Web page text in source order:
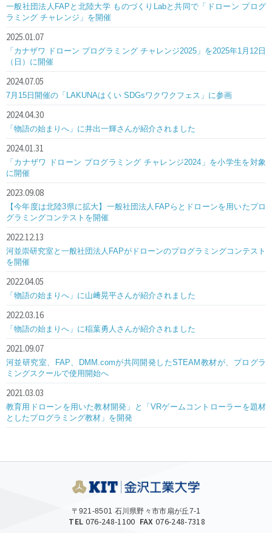
一般社団法人FAPと北陸大学 ものづくりLabと共同で「ドローン プログ
ラミング チャレンジ」を開催
2025.01.07
「カナザワ ドローン プログラミング チャレンジ2025」を2025年1月12日
（日）に開催
2024.07.05
7月15日開催の「LAKUNAはくい SDGsワクワクフェス」に参画
2024.04.30
「物語の始まりへ」に井出一輝さんが紹介されました
2024.01.31
「カナザワ ドローン プログラミング チャレンジ2024」を小学生を対象
に開催
2023.09.08
【今年度は北陸3県に拡大】一般社団法人FAPらとドローンを用いたプロ
グラミングコンテストを開催
2022.12.13
河並崇研究室と一般社団法人FAPがドローンのプログラミングコンテスト
を開催
2022.04.05
「物語の始まりへ」に山﨑晃平さんが紹介されました
2022.03.16
「物語の始まりへ」に稲葉勇人さんが紹介されました
2021.09.07
河並研究室、FAP、DMM.comが共同開発したSTEAM教材が、プログラ
ミングスクールで使用開始へ
2021.03.03
教育用ドローンを用いた教材開発」と「VRゲームコントローラーを題材
としたプログラミング教材」を開発
〒921-8501 石川県野々市市扇が丘7-1
TEL 076-248-1100 FAX 076-248-7318